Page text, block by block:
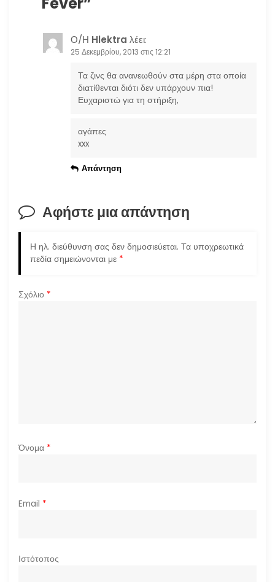
Ο/Η Hlektra λέει:
25 Δεκεμβρίου, 2013 στις 12:21
Τα ζινς θα ανανεωθούν στα μέρη στα οποία
διατίθενται διότι δεν υπάρχουν πια!
Ευχαριστώ για τη στήριξη,
αγάπες
xxx
Απάντηση
Αφήστε μια απάντηση
Η ηλ. διεύθυνση σας δεν δημοσιεύεται. Τα υποχρεωτικά
πεδία σημειώνονται με *
Σχόλιο *
Όνομα *
Email *
Ιστότοπος